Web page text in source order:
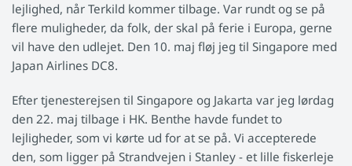
lejlighed, når Terkild kommer tilbage. Var rundt og se på
flere muligheder, da folk, der skal på ferie i Europa, gerne
vil have den udlejet. Den 10. maj fløj jeg til Singapore med
Japan Airlines DC8.
Efter tjenesterejsen til Singapore og Jakarta var jeg lørdag
den 22. maj tilbage i HK. Benthe havde fundet to
lejligheder, som vi kørte ud for at se på. Vi accepterede
den, som ligger på Strandvejen i Stanley - et lille fiskerleje